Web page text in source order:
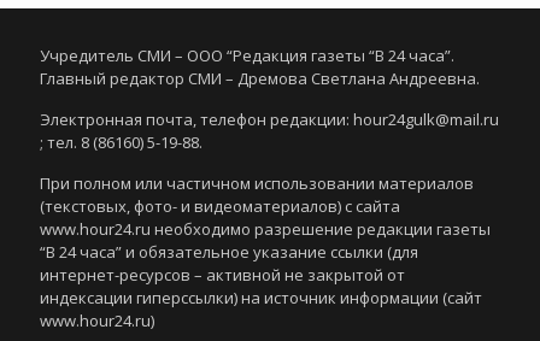
Учредитель СМИ – ООО “Редакция газеты “В 24 часа”.
Главный редактор СМИ – Дремова Светлана Андреевна.
Электронная почта, телефон редакции: hour24gulk@mail.ru
; тел. 8 (86160) 5-19-88.
При полном или частичном использовании материалов
(текстовых, фото- и видеоматериалов) с сайта
www.hour24.ru необходимо разрешение редакции газеты
“В 24 часа” и обязательное указание ссылки (для
интернет-ресурсов – активной не закрытой от
индексации гиперссылки) на источник информации (сайт
www.hour24.ru)